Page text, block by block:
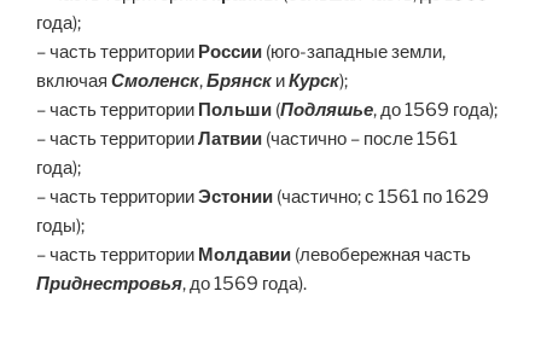
года);
– часть территории России (юго-западные земли,
включая Смоленск,Брянск иКурск);
– часть территории Польши (Подляшье, до 1569 года);
– часть территорииЛатвии (частично – после 1561
года);
– часть территорииЭстонии (частично; с 1561 по 1629
годы);
– часть территории Молдавии (левобережная часть
Приднестровья, до 1569 года).